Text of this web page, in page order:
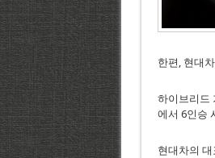
한편, 현대
하이브리드
에서 6인승
현대차의